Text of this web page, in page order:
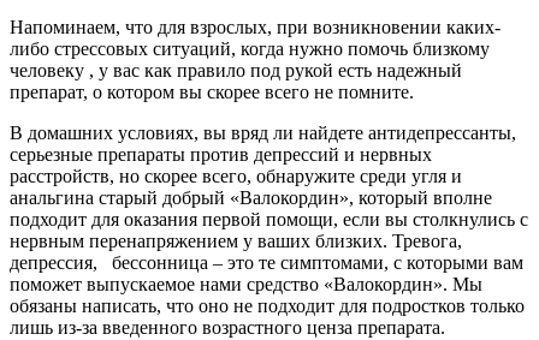
Напоминаем, что для взрослых, при возникновении каких-
либо стрессовых ситуаций, когда нужно помочь близкому
человеку , у вас как правило под рукой есть надежный
препарат, о котором вы скорее всего не помните.
В домашних условиях, вы вряд ли найдете антидепрессанты,
серьезные препараты против депрессий и нервных
расстройств, но скорее всего, обнаружите среди угля и
анальгина старый добрый «Валокордин», который вполне
подходит для оказания первой помощи, если вы столкнулись с
нервным перенапряжением у ваших близких. Тревога,
депрессия, бессонница – это те симптомами, с которыми вам
поможет выпускаемое нами средство «Валокордин». Мы
обязаны написать, что оно не подходит для подростков только
лишь из-за введенного возрастного ценза препарата.